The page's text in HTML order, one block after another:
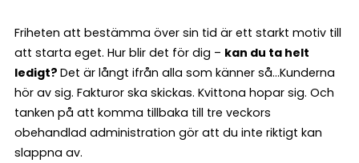
Friheten att bestämma över sin tid är ett starkt motiv till
att starta eget. Hur blir det för dig – kan du ta helt
ledigt? Det är långt ifrån alla som känner så…Kunderna
hör av sig. Fakturor ska skickas. Kvittona hopar sig. Och
tanken på att komma tillbaka till tre veckors
obehandlad administration gör att du inte riktigt kan
slappna av.